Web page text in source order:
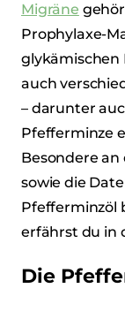
Migräne
Prophylaxe-
auch
– darunter
Pfefferminze
Besondere
sowie die
Pfefferminzöl
erfährst du in
Die